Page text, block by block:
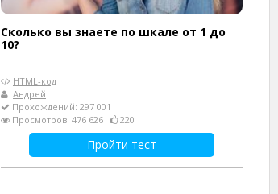
Сколько вы знаете по шкале от 1 до
10?
HTML-код
Андрей
Прохождений: 297 001
Просмотров: 476 626
220
Пройти тест